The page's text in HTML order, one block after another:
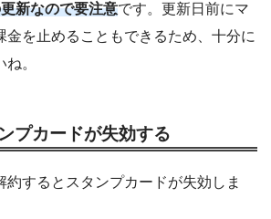
新なので要注意です。更新日前にマ
金を止めることもできるため、十分に
。
プカードが失効する
約するとスタンプカードが失効しま